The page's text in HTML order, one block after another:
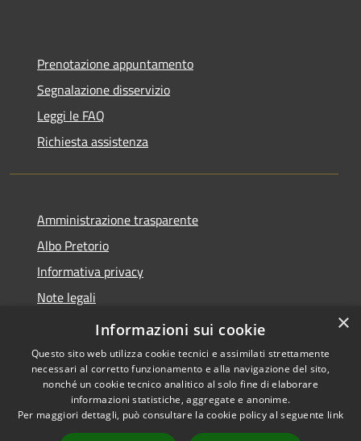
Prenotazione appuntamento
Segnalazione disservizio
Leggi le FAQ
Richiesta assistenza
Amministrazione trasparente
Albo Pretorio
Informativa privacy
Note legali
Dichiarazione di accessibilità
Accessibilità
Copyright © 2026 • Comune di
San Colombano al Lambro •
×
Informazioni sui cookie
Questo sito web utilizza cookie tecnici e assimilati strettamente
necessari al corretto funzionamento e alla navigazione del sito,
nonché un cookie tecnico analitico al solo fine di elaborare
informazioni statistiche, aggregate e anonime.
Per maggiori dettagli, può consultare la cookie policy al seguente link